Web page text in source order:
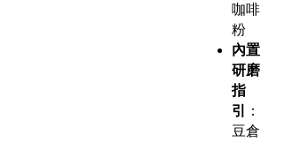
咖啡
粉
內置
研磨
指
引
：
豆倉